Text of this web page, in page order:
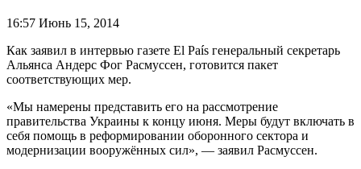
16:57 Июнь 15, 2014
Как заявил в интервью газете El País генеральный секретарь
Альянса Андерс Фог Расмуссен, готовится пакет
соответствующих мер.
«Мы намерены представить его на рассмотрение
правительства Украины к концу июня. Меры будут включать в
себя помощь в реформировании оборонного сектора и
модернизации вооружённых сил», — заявил Расмуссен.